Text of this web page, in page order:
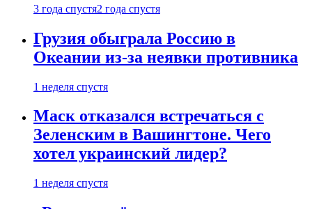
3 года спустя2 года спустя
Грузия обыграла Россию в
Океании из-за неявки противника
1 неделя спустя
Маск отказался встречаться с
Зеленским в Вашингтоне. Чего
хотел украинский лидер?
1 неделя спустя